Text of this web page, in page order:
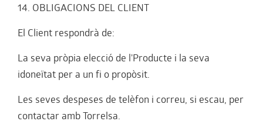
14. OBLIGACIONS DEL CLIENT
El Client respondrà de:
La seva pròpia elecció de l'Producte i la seva
idoneïtat per a un fi o propòsit.
Les seves despeses de telèfon i correu, si escau, per
contactar amb Torrelsa.